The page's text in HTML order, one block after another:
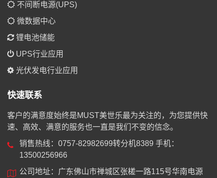
不间断电源(UPS)
微数据中心
锂电池储能
UPS行业应用
光伏发电行业应用
快速联系
客户的满意度始终是MUST美世乐最为关注的，为您提供快
速、高效、满意的服务也一直是我们不变的信念。
销售热线：0757-82982699转分机8389 手机：
13500256966
公司地址：广东佛山市禅城区张槎一路115号华南电源